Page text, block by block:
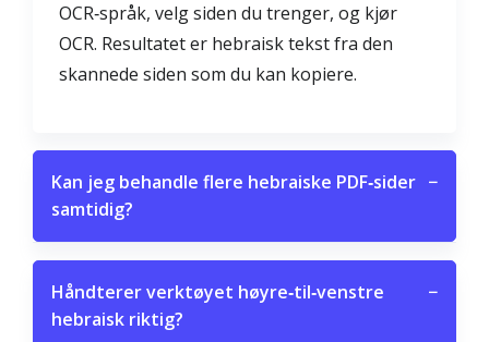
OCR‑språk, velg siden du trenger, og kjør
OCR. Resultatet er hebraisk tekst fra den
skannede siden som du kan kopiere.
Kan jeg behandle flere hebraiske PDF‑sider
samtidig?
−
Håndterer verktøyet høyre‑til‑venstre
hebraisk riktig?
−